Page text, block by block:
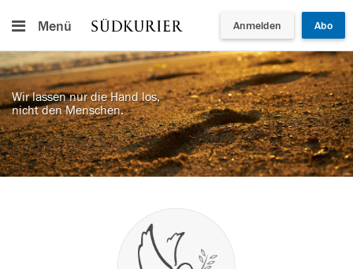
Menü Anmelden Abo
Wir lassen nur die Hand los,
nicht den Menschen.